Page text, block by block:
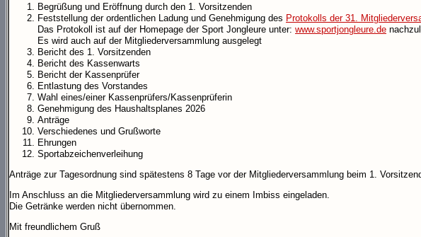
Begrüßung und Eröffnung durch den 1. Vorsitzenden
Feststellung der ordentlichen Ladung und Genehmigung des Protokolls der 31.
Das Protokoll ist auf der Homepage der Sport Jongleure unter: www.sportjongleure.de
Es wird auch auf der Mitgliederversammlung ausgelegt
Bericht des 1. Vorsitzenden
Bericht des Kassenwarts
Bericht der Kassenprüfer
Entlastung des Vorstandes
Wahl eines/einer Kassenprüfers/Kassenprüferin
Genehmigung des Haushaltsplanes 2026
Anträge
Verschiedenes und Grußworte
Ehrungen
Sportabzeichenverleihung
Anträge zur Tagesordnung sind spätestens 8 Tage vor der Mitgliederversammlung beim 1.
Im Anschluss an die Mitgliederversammlung wird zu einem Imbiss eingeladen.
Die Getränke werden nicht übernommen.
Mit freundlichem Gruß